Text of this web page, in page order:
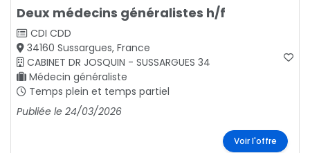
Deux médecins généralistes h/f
CDI CDD
34160 Sussargues, France
CABINET DR JOSQUIN - SUSSARGUES 34
Médecin généraliste
Temps plein et temps partiel
Publiée le 24/03/2026
Voir l'offre